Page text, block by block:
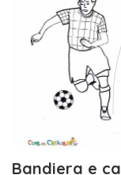
Bandiera e